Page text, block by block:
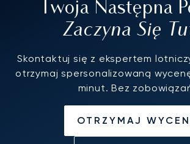
Twoja Następna
Zaczyna Się
Skontaktuj się z ekspertem
otrzymaj spersonalizowaną
minut. Bez
OTRZYMAJ